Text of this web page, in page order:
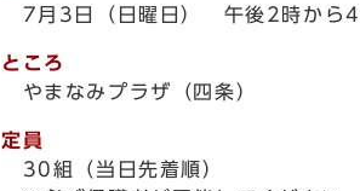
7月3日（日曜日） 午後2時から4
ところ
やまなみプラザ（四条）
定員
30組（当日先着順）